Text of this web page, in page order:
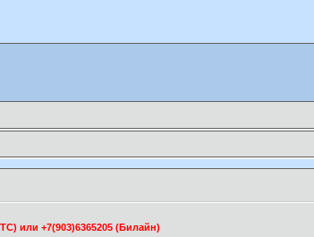
или +7(903)6365205 (Билайн)